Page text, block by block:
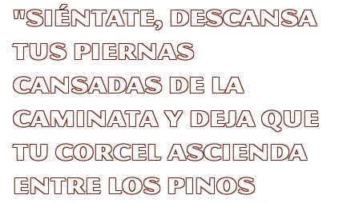
"Siéntate, descansa
tus piernas
cansadas de la
caminata y deja que
tu corcel ascienda
entre los pinos